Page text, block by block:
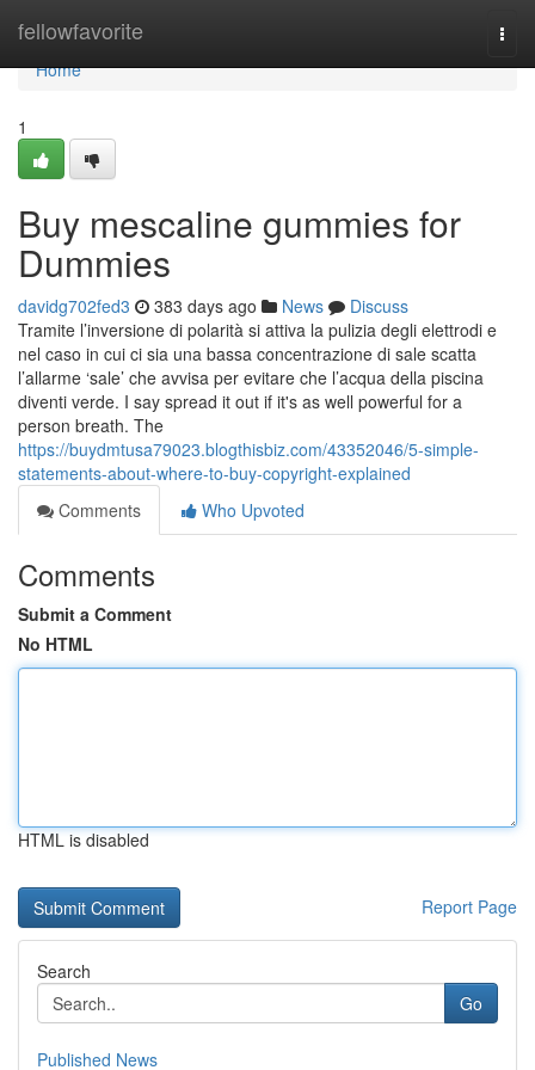
fellowfavorite
Home
Home
1
Buy mescaline gummies for
Dummies
davidg702fed3 383 days ago News
Discuss
Tramite l’inversione di polarità si attiva la pulizia degli elettrodi e
nel caso in cui ci sia una bassa concentrazione di sale scatta
l’allarme ‘sale’ che avvisa per evitare che l’acqua della piscina
diventi verde. I say spread it out if it's as well powerful for a
person breath. The
https://buydmtusa79023.blogthisbiz.com/43352046/5-simple-
statements-about-where-to-buy-copyright-explained
Comments
Who Upvoted
Comments
Submit a Comment
No HTML
HTML is disabled
Report Page
Search
Go
Published News